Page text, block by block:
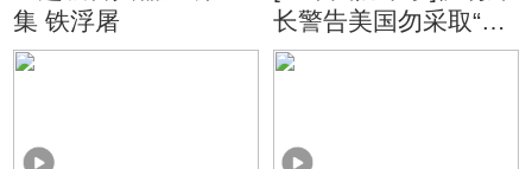
集 铁浮屠
长警告美国勿采取“冒
险行动”